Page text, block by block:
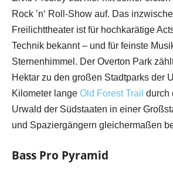
Rock ’n‘ Roll-Show auf. Das
Freilichttheater ist für hochkarätige
Technik bekannt – und für feinste
Sternenhimmel. Der Overton Park
Hektar zu den großen Stadtparks der
Kilometer lange Old Forest Trail durch
Urwald der Südstaaten in einer
und Spaziergängern gleichermaßen
Bass Pro Pyramid